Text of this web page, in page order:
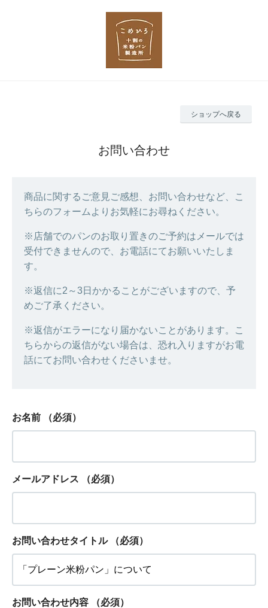
ショップへ戻る
お問い合わせ
商品に関するご意見ご感想、お問い合わせなど、こ
ちらのフォームよりお気軽にお尋ねください。
※店舗でのパンのお取り置きのご予約はメールでは
受付できませんので、お電話にてお願いいたしま
す。
※返信に2～3日かかることがございますので、予
めご了承ください。
※返信がエラーになり届かないことがあります。こ
ちらからの返信がない場合は、恐れ入りますがお電
話にてお問い合わせくださいませ。
お名前 （必須）
メールアドレス （必須）
お問い合わせタイトル （必須）
お問い合わせ内容 （必須）